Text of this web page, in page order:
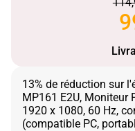
13% de réduction sur
MP161 E2U, Moniteur
1920 x 1080, 60 Hz,
(compatible PC,